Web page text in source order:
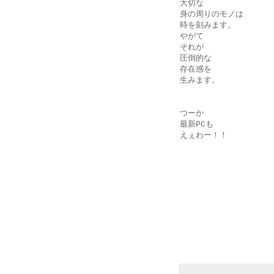
大切な
身の周りのモノは
時を刻みます。
やがて
それが
圧倒的な
存在感を
生みます。
つーか
最新PCも
えぇわー！！